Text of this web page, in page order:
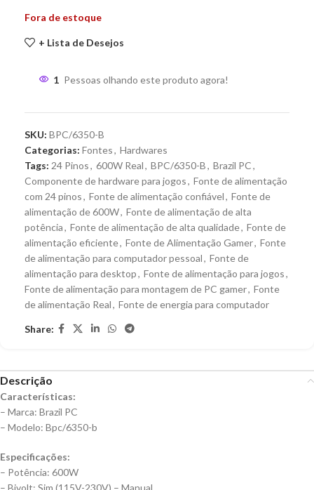
Fora de estoque
+ Lista de Desejos
1 Pessoas olhando este produto agora!
SKU: BPC/6350-B
Categorias: Fontes, Hardwares
Tags: 24 Pinos, 600W Real, BPC/6350-B, Brazil PC,
Componente de hardware para jogos, Fonte de alimentação
com 24 pinos, Fonte de alimentação confiável, Fonte de
alimentação de 600W, Fonte de alimentação de alta
potência, Fonte de alimentação de alta qualidade, Fonte de
alimentação eficiente, Fonte de Alimentação Gamer, Fonte
de alimentação para computador pessoal, Fonte de
alimentação para desktop, Fonte de alimentação para jogos,
Fonte de alimentação para montagem de PC gamer, Fonte
de alimentação Real, Fonte de energia para computador
Share:
Descrição
Características:
– Marca: Brazil PC
– Modelo: Bpc/6350-b
Especificações:
– Potência: 600W
– Bivolt: Sim (115V-230V) – Manual